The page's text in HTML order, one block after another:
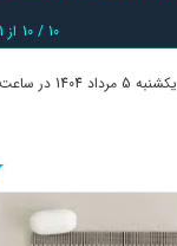
10 / 10 از 1
یکشنبه 5 مرداد 1404 در ساعت 0 و 0 دقیقه